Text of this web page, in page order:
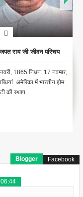
जी का जीवन परिचय
1860, चिक्काबल्लापुर,
कार्य/पद: उत्कृष्ट अभियन्ता
भारत...
Blogger Facebook